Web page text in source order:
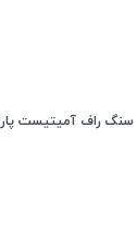
سنگ راف آمیتیست پارلا